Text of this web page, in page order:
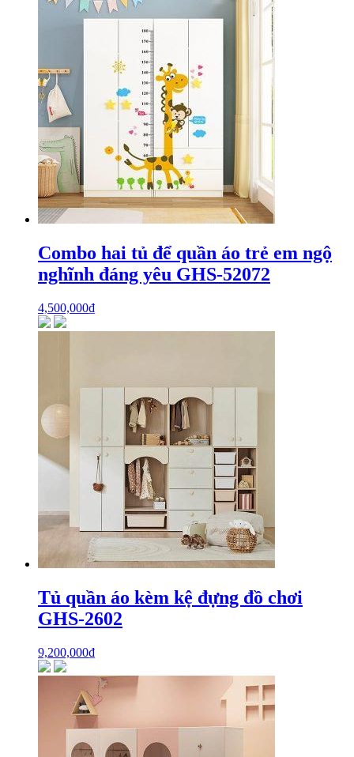
Combo hai tủ để quần áo trẻ em ngộ
nghĩnh đáng yêu GHS-52072
4,500,000₫
Tủ quần áo kèm kệ đựng đồ chơi
GHS-2602
9,200,000₫